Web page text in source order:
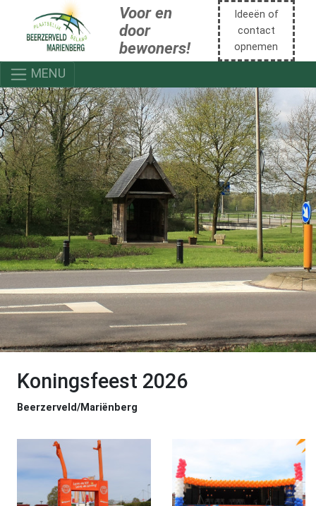
Voor en
door
bewoners!
Ideeën of
contact
opnemen
MENU
Koningsfeest 2026
Beerzerveld/Mariënberg